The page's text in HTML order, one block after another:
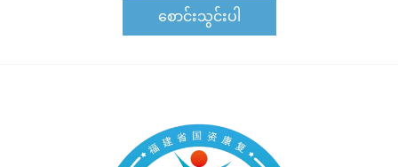
စောင်းသွင်းပါ